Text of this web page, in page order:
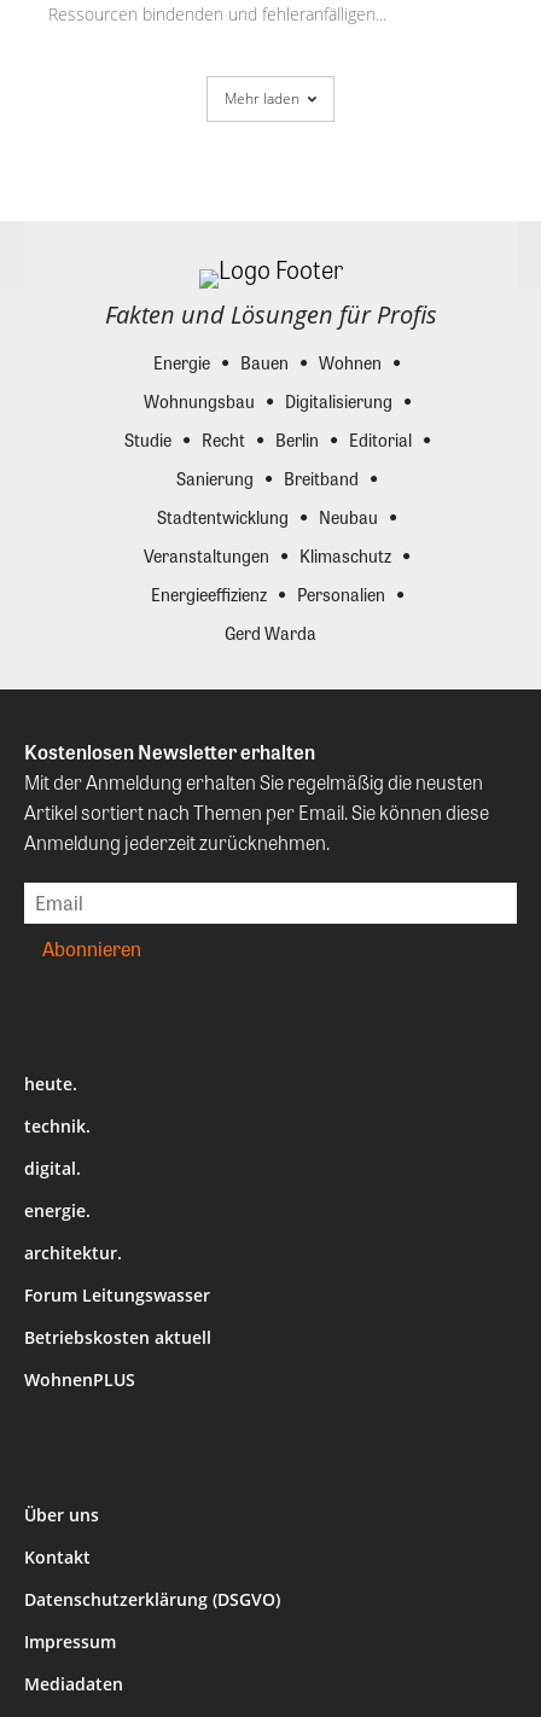
Ressourcen bindenden und fehleranfälligen...
Mehr laden
Fakten und Lösungen für Profis
Energie Bauen
Wohnen
Wohnungsbau
Digitalisierung
Studie
Recht Berlin
Editorial
Sanierung
Breitband
Stadtentwicklung
Neubau
Veranstaltungen
Klimaschutz
Energieeffizienz
Personalien
Gerd Warda
Kostenlosen Newsletter erhalten
Mit der Anmeldung erhalten Sie regelmäßig die neusten
Artikel sortiert nach Themen per Email. Sie können diese
Anmeldung jederzeit zurücknehmen.
heute.
technik.
digital.
energie.
architektur.
Forum Leitungswasser
Betriebskosten aktuell
WohnenPLUS
Über uns
Kontakt
Datenschutzerklärung (DSGVO)
Impressum
Mediadaten